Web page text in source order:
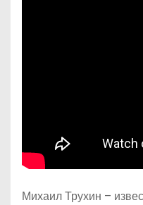
Михаил Трухин –